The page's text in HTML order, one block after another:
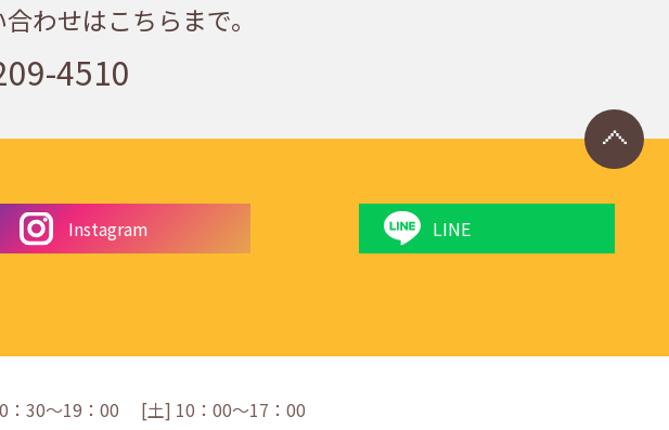
わせはこちらまで。
4510
Instagram LINE
：30〜19：00 [土] 10：00〜17：00